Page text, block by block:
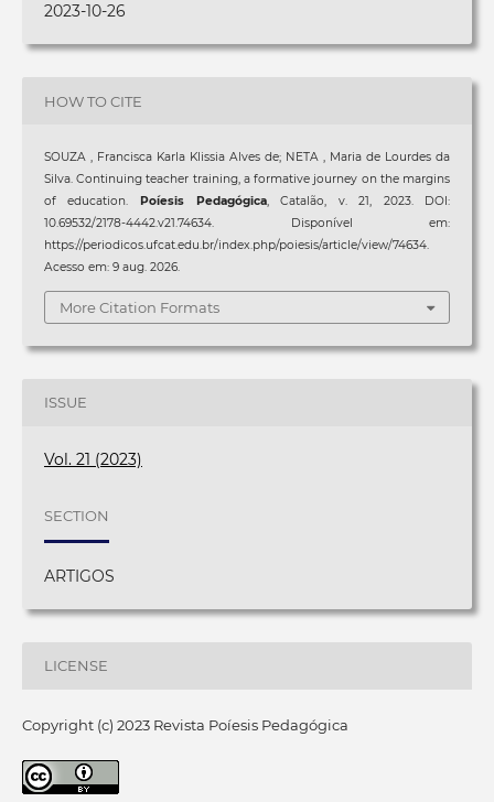
2023-10-26
HOW TO CITE
SOUZA , Francisca Karla Klissia Alves de; NETA , Maria de Lourdes da
Silva. Continuing teacher training, a formative journey on the margins
of education.
Poíesis Pedagógica, Catalão, v. 21, 2023. DOI:
10.69532/2178-4442.v21.74634. Disponível em:
https://periodicos.ufcat.edu.br/index.php/poiesis/article/view/74634.
Acesso em: 9 aug. 2026.
More Citation Formats
ISSUE
Vol. 21 (2023)
SECTION
ARTIGOS
LICENSE
Copyright (c) 2023 Revista Poíesis Pedagógica